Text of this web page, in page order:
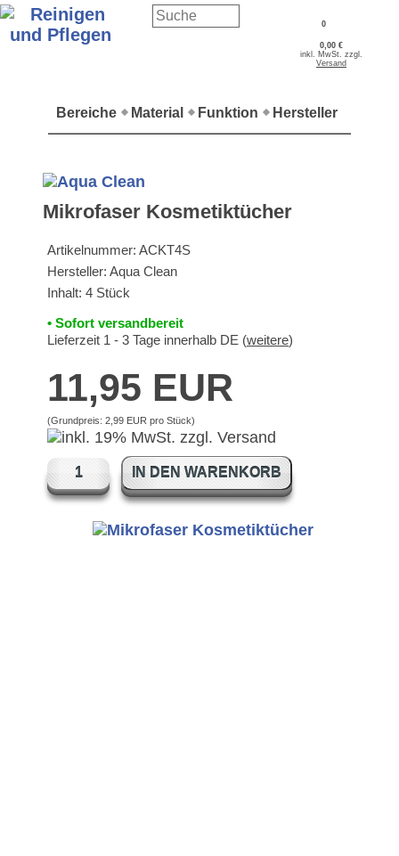
0
0,00 €
inkl. MwSt. zzgl.
Versand
Bereiche Material Funktion Hersteller
Mikrofaser Kosmetiktücher
Artikelnummer: ACKT4S
Hersteller: Aqua Clean
Inhalt: 4 Stück
• Sofort versandbereit
Lieferzeit 1 - 3 Tage innerhalb DE (weitere)
11,95 EUR
(Grundpreis: 2,99 EUR pro Stück)
IN DEN WARENKORB